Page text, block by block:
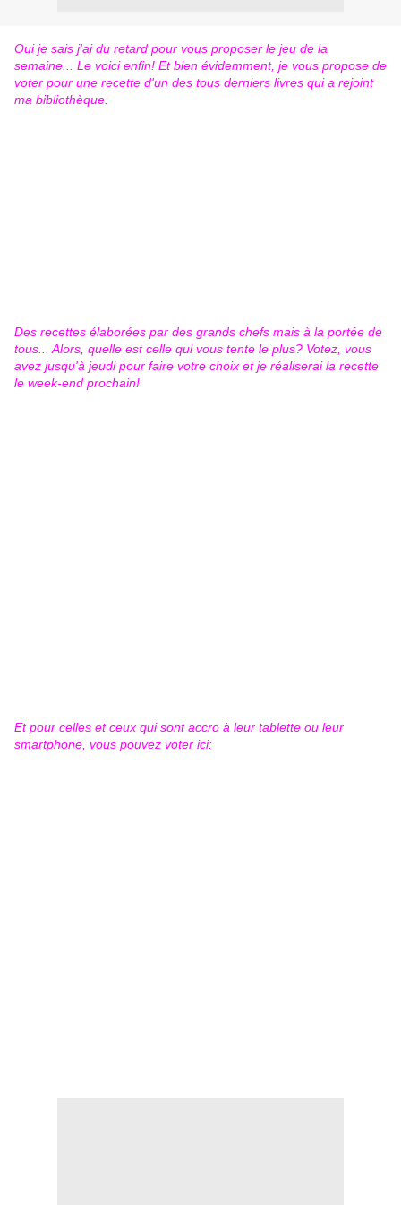
Oui je sais j'ai du retard pour vous proposer le jeu de la
semaine... Le voici enfin! Et bien évidemment, je vous propose de
voter pour une recette d'un des tous derniers livres qui a rejoint
ma bibliothèque:
Des recettes élaborées par des grands chefs mais à la portée de
tous... Alors, quelle est celle qui vous tente le plus? Votez, vous
avez jusqu'à jeudi pour faire votre choix et je réaliserai la recette
le week-end prochain!
Et pour celles et ceux qui sont accro à leur tablette ou leur
smartphone, vous pouvez voter ici: